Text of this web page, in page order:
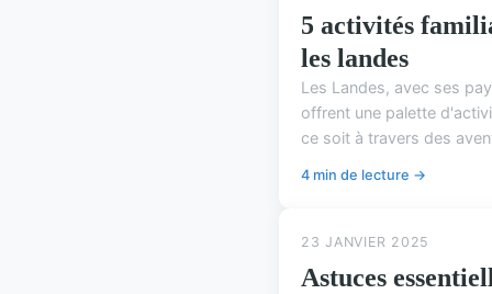
5 activités
les landes
Les Landes, avec ses
offrent une palette
ce soit à travers des
4 min de lecture →
23 JANVIER 2025
Astuces